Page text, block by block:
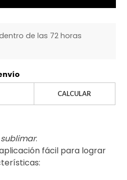
de las 72 horas
CALCULAR
:
fácil para lograr